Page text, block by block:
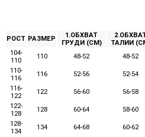
РОСТ РАЗМЕР
1.ОБХВАТ
ГРУДИ (СМ)
ТАЛИИ
104-
110
110 48-52 48-52
110-
116
116 52-56 52-54
116-
122
122 56-60 56-58
122-
128
128 60-64 58-60
128-
134
134 64-68 60-62